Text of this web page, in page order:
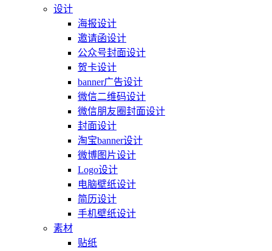
设计
海报设计
邀请函设计
公众号封面设计
贺卡设计
banner广告设计
微信二维码设计
微信朋友圈封面设计
封面设计
淘宝banner设计
微博图片设计
Logo设计
电脑壁纸设计
简历设计
手机壁纸设计
素材
贴纸